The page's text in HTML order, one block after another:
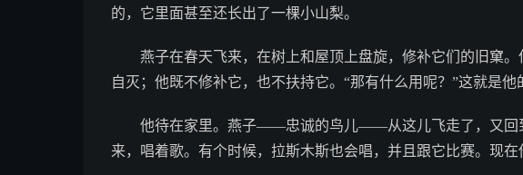
的，它里面甚至还长出了一棵小山梨。
燕子在春天飞来，在树上和屋顶上盘旋，修补它们的旧窠。
自灭；他既不修补它，也不扶持它。“那有什么用呢？”这就是他
他待在家里。燕子——忠诚的鸟儿——从这儿飞走了，又回到
来，唱着歌。有个时候，拉斯木斯也会唱，并且跟它比赛。现在